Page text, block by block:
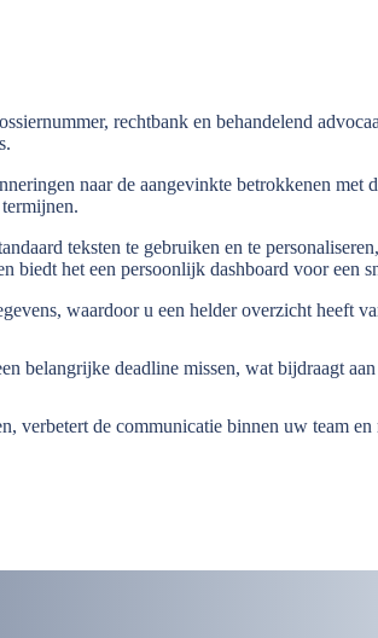
rechtbank en behandelend
naar de aangevinkte betrokkenen met
teksten te gebruiken en te
het een persoonlijk dashboard voor een
waardoor u een helder overzicht heeft
belangrijke deadline missen, wat bijdraagt
verbetert de communicatie binnen uw team